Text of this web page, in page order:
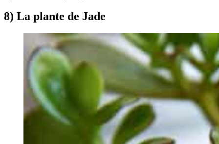
8) La plante de Jade